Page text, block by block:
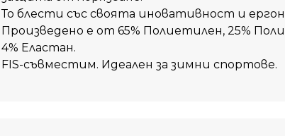
То блести със своята иновативност и
Произведено е от 65% Полиетилен, 25%
4% Еластан.
FIS-съвместим. Идеален за зимни спортове.